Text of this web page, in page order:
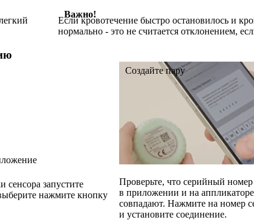
Важно!
Если кровотечение быстро остановилось и
нормально - это не считается отклонением,
сенсора запустите
нажмите кнопку
Создайте пару
Проверьте, что серийный номер
в приложении и на аппликаторе
совпадают. Нажмите на номер
и установите соединение.